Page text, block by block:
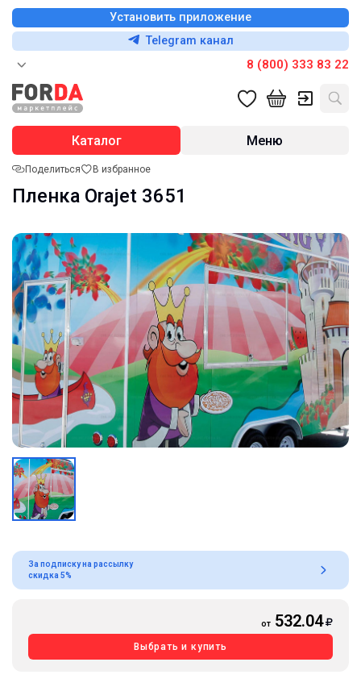
Установить приложение
Telegram канал
8 (800) 333 83 22
Каталог Меню
Поделиться В избранное
Пленка Orajet 3651
За подписку на рассылку
скидка 5%
от 532.04
Выбрать и купить